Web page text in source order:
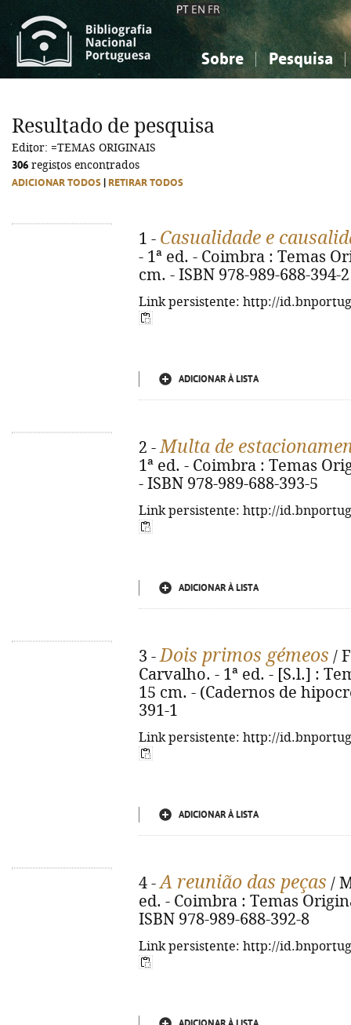
PT EN FR
Sobre Pesquisa
Ciências sociais...
Ciências sociais...
Resultado de pesquisa
Editor: =TEMAS ORIGINAIS
306 registos encontrados
ADICIONAR TODOS RETIRAR TODOS
1 - Casualidade e
- 1ª ed. - Coimbra : Temas
cm. - ISBN 978-989-688-394-2
Link persistente: http://
ADICIONAR À LISTA
2 -Multa de
1ª ed. - Coimbra : Temas
- ISBN 978-989-688-393-5
Link persistente: http://
ADICIONAR À LISTA
3 -Dois primos gémeos /
Carvalho. - 1ª ed. - [S.l.] :
15 cm. - (Cadernos de
391-1
Link persistente: http://
ADICIONAR À LISTA
4 -A reunião das peças /
ed. - Coimbra : Temas
ISBN 978-989-688-392-8
Link persistente: http://